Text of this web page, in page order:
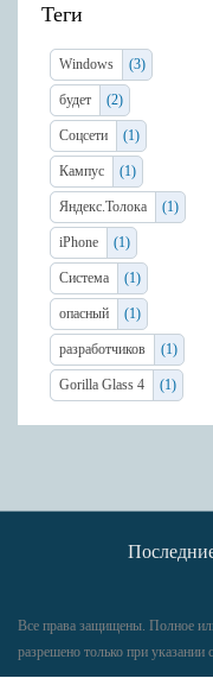
Теги
Windows (3)
будет (2)
Соцсети (1)
Кампус (1)
Яндекс.Толока (1)
iPhone (1)
Система (1)
опасный (1)
разработчиков (1)
Gorilla Glass 4 (1)
Все права защищены. Полное
разрешено только при указании